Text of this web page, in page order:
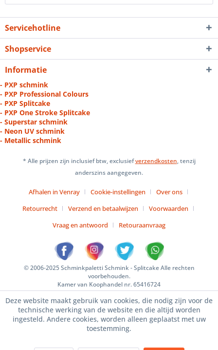
Servicehotline
Shopservice
Informatie
- PXP schmink
- PXP Professional Colours
- PXP Splitcake
- PXP One Stroke Splitcake
- Superstar schmink
- Neon UV schmink
- Metallic schmink
* Alle prijzen zijn inclusief btw, exclusiefverzendkosten, tenzij
anderszins aangegeven.
Afhalen in Venray Cookie-instellingen
Over ons
Retourrecht
Verzend en betaalwijzen
Voorwaarden
Vraag en antwoord
Retouraanvraag
© 2006-2025 Schminkpaletti Schmink - Splitcake Alle rechten
voorbehouden.
Kamer van Koophandel nr. 65416724
Deze website maakt gebruik van cookies, die nodig zijn voor de
technische werking van de website en die altijd worden
ingesteld. Andere cookies, worden alleen geplaatst met uw
toestemming.